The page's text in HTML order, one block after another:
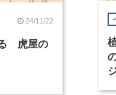
24/11/22
虎屋の